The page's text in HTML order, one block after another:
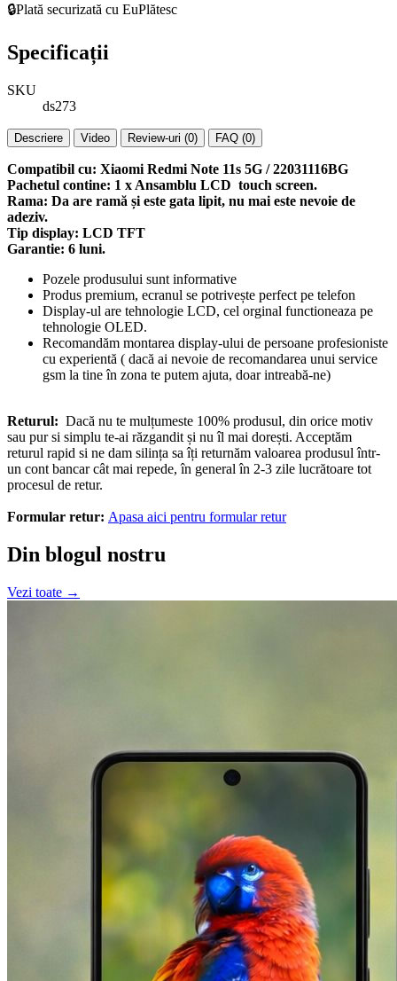
🔒Plată securizată cu EuPlătesc
Specificații
SKU
ds273
Descriere Video Review-uri (0) FAQ (0)
Compatibil cu: Xiaomi Redmi Note 11s 5G / 22031116BG
Pachetul contine: 1 x Ansamblu LCD touch screen.
Rama: Da are ramă și este gata lipit, nu mai este nevoie de
adeziv.
Tip display: LCD TFT
Garantie: 6 luni.
Pozele produsului sunt informative
Produs premium, ecranul se potrivește perfect pe telefon
Display-ul are tehnologie LCD, cel orginal functioneaza pe
tehnologie OLED.
Recomandăm montarea display-ului de persoane profesioniste
cu experientă ( dacă ai nevoie de recomandarea unui service
gsm la tine în zona te putem ajuta, doar intreabă-ne)
Returul: Dacă nu te mulțumeste 100% produsul, din orice motiv
sau pur si simplu te-ai răzgandit și nu îl mai dorești. Acceptăm
returul rapid si ne dam silința sa îți returnăm valoarea produsul într-
un cont bancar cât mai repede, în general în 2-3 zile lucrătoare tot
procesul de retur.
Formular retur: Apasa aici pentru formular retur
Din blogul nostru
Vezi toate →